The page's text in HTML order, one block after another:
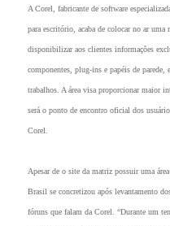
A Corel, fabricante de software
para escritório, acaba de colocar no ar uma
disponibilizar aos clientes informações
componentes, plug-ins e papéis de parede,
trabalhos. A área visa proporcionar maior
será o ponto de encontro oficial dos
Corel.
Apesar de o site da matriz possuir uma
Brasil se concretizou após levantamento
fóruns que falam da Corel. “Durante um